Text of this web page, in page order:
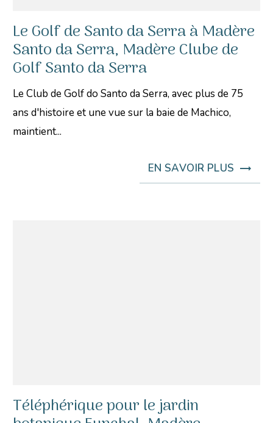
Le Golf de Santo da Serra à Madère
Santo da Serra, Madère Clube de
Golf Santo da Serra
Le Club de Golf do Santo da Serra, avec plus de 75
ans d'histoire et une vue sur la baie de Machico,
maintient...
EN SAVOIR PLUS
Téléphérique pour le jardin